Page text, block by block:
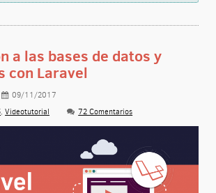
a las bases de datos y
con Laravel
09/11/2017
,Videotutorial 72 Comentarios